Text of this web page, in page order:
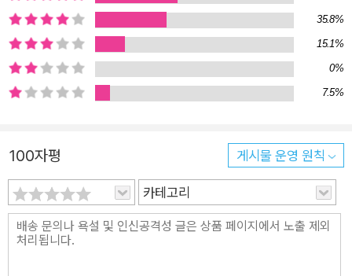
35.8%
15.1%
0%
7.5%
100자평 게시물 운영 원칙
카테고리